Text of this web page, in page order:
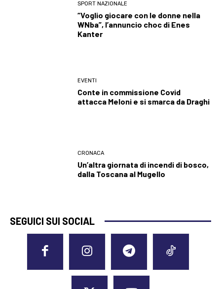
SPORT NAZIONALE
“Voglio giocare con le donne nella
WNba”, l’annuncio choc di Enes
Kanter
EVENTI
Conte in commissione Covid
attacca Meloni e si smarca da Draghi
CRONACA
Un’altra giornata di incendi di bosco,
dalla Toscana al Mugello
SEGUICI SUI SOCIAL